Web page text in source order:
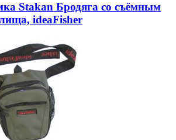
Stakan Бродяга со съёмным
ideaFisher